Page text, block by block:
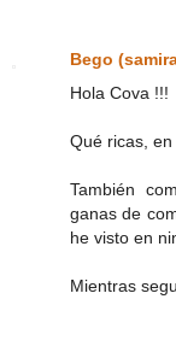
Bego
Hola Cova !!!
Qué ricas, en
También
ganas de
he visto en
Mientras